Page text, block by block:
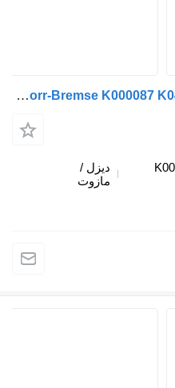
صمام التحكم في الفرامل Knorr-Bremse K000087 K044696 لـ الشاحنات Scania P,G,R,T-series (2004-2017)
ديزل /
مازوت